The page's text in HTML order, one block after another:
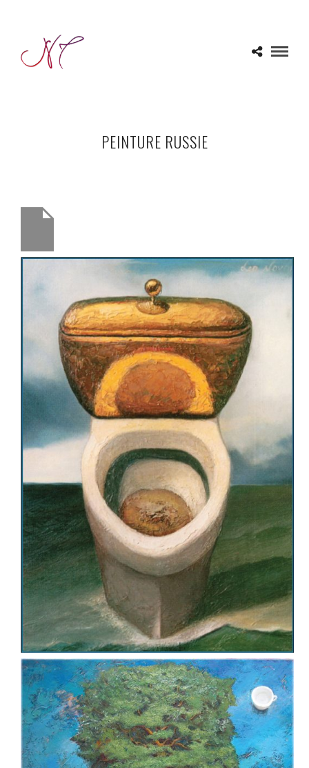
PEINTURE RUSSIE